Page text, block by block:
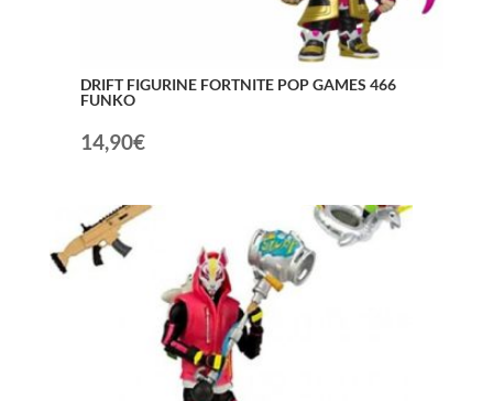
DRIFT FIGURINE FORTNITE POP GAMES 466
FUNKO
14,90€